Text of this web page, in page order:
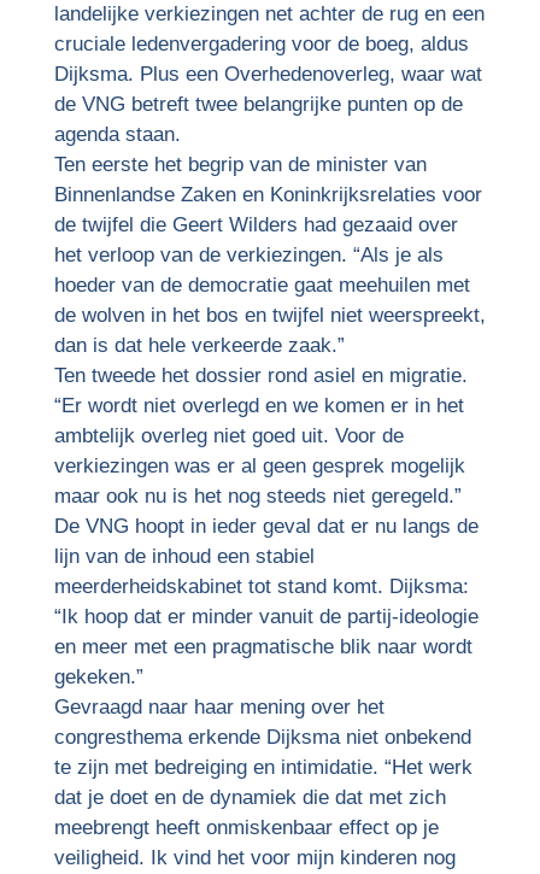
landelijke verkiezingen net achter de rug en een
cruciale ledenvergadering voor de boeg, aldus
Dijksma. Plus een Overhedenoverleg, waar wat
de VNG betreft twee belangrijke punten op de
agenda staan.
Ten eerste het begrip van de minister van
Binnenlandse Zaken en Koninkrijksrelaties voor
de twijfel die Geert Wilders had gezaaid over
het verloop van de verkiezingen. “Als je als
hoeder van de democratie gaat meehuilen met
de wolven in het bos en twijfel niet weerspreekt,
dan is dat hele verkeerde zaak.”
Ten tweede het dossier rond asiel en migratie.
“Er wordt niet overlegd en we komen er in het
ambtelijk overleg niet goed uit. Voor de
verkiezingen was er al geen gesprek mogelijk
maar ook nu is het nog steeds niet geregeld.”
De VNG hoopt in ieder geval dat er nu langs de
lijn van de inhoud een stabiel
meerderheidskabinet tot stand komt. Dijksma:
“Ik hoop dat er minder vanuit de partij-ideologie
en meer met een pragmatische blik naar wordt
gekeken.”
Gevraagd naar haar mening over het
congresthema erkende Dijksma niet onbekend
te zijn met bedreiging en intimidatie. “Het werk
dat je doet en de dynamiek die dat met zich
meebrengt heeft onmiskenbaar effect op je
veiligheid. Ik vind het voor mijn kinderen nog